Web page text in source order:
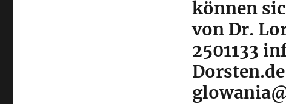
können
von Dr.
2501133